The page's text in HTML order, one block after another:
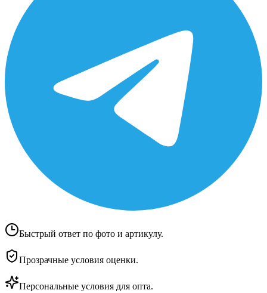
Быстрый ответ по фото и артикулу.
Прозрачные условия оценки.
Персональные условия для опта.